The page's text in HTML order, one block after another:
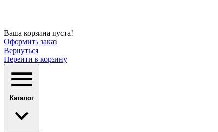
Ваша корзина пуста!
Оформить заказ
Вернуться
Перейти в корзину
Каталог